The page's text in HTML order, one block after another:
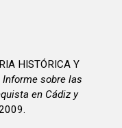
HISTÓRICA Y
sobre las
en Cádiz y